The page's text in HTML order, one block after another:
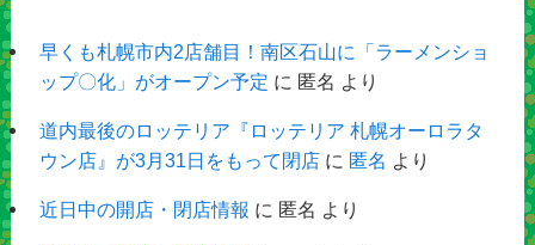
早くも札幌市内2店舗目！南区石山に「ラーメンショ
ップ〇化」がオープン予定 に 匿名 より
道内最後のロッテリア『ロッテリア 札幌オーロラタ
ウン店』が3月31日をもって閉店に 匿名 より
近日中の開店・閉店情報 に 匿名 より